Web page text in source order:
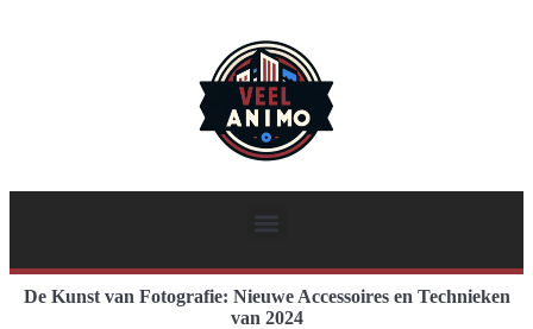
De Kunst van Fotografie: Nieuwe Accessoires en Technieken
van 2024